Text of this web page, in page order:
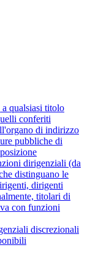
qualsiasi titolo
conferiti
di indirizzo
pubbliche di
dirigenziali (da
distinguano le
dirigenti
titolari di
con funzioni
discrezionali